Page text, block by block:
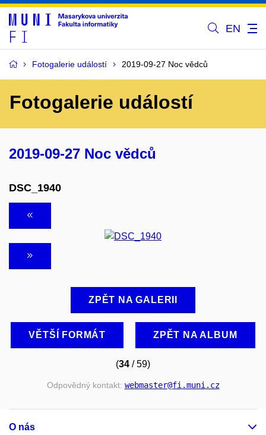
EN
Fotogalerie událostí 2019-09-27 Noc vědců
Fotogalerie událostí
2019-09-27 Noc vědců
DSC_1940
ZPĚT NA GALERII
VĚTŠÍ FORMÁT ZPĚT NA ALBUM
(34 / 59)
Odpovědný kontakt: webmaster@fi.muni.cz
O nás